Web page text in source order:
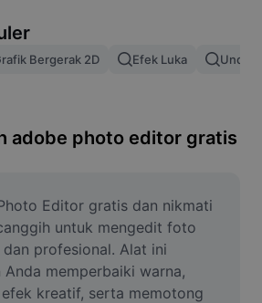
Bergerak 2D Efek Luka Unduh
adobe photo editor gratis
Editor gratis dan nikmati
untuk mengedit foto
profesional. Alat ini
Anda memperbaiki warna,
kreatif, serta memotong